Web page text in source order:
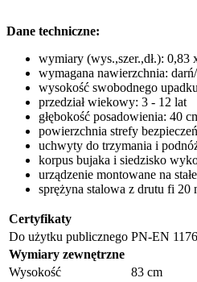
Dane techniczne:
wymiary (wys.,szer.,dł.): 0,83
wymagana nawierzchnia:
wysokość swobodnego
przedział wiekowy: 3 - 12 lat
głębokość posadowienia: 40
powierzchnia strefy
uchwyty do trzymania i
korpus bujaka i siedzisko
urządzenie montowane na
sprężyna stalowa z drutu fi 20
Certyfikaty
Do użytku publicznego PN-EN
Wymiary zewnętrzne
Wysokość
83 cm